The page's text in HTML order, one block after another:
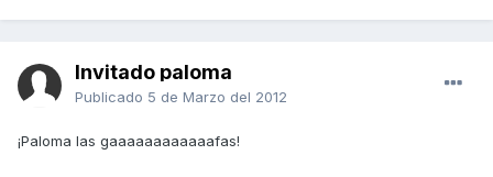
Invitado paloma
Publicado 5 de Marzo del 2012
¡Paloma las gaaaaaaaaaaaafas!